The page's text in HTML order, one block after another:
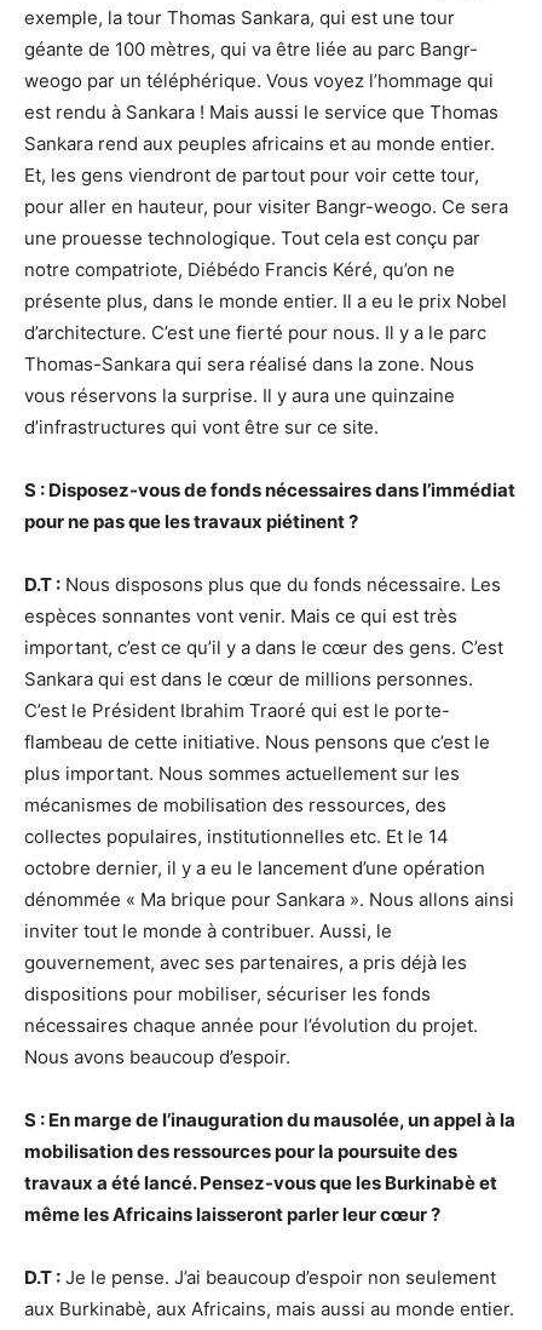
exemple, la tour Thomas Sankara, qui est une tour
géante de 100 mètres, qui va être liée au parc Bangr-
weogo par un téléphérique. Vous voyez l’hommage qui
est rendu à Sankara ! Mais aussi le service que Thomas
Sankara rend aux peuples africains et au monde entier.
Et, les gens viendront de partout pour voir cette tour,
pour aller en hauteur, pour visiter Bangr-weogo. Ce sera
une prouesse technologique. Tout cela est conçu par
notre compatriote, Diébédo Francis Kéré, qu’on ne
présente plus, dans le monde entier. Il a eu le prix Nobel
d’architecture. C’est une fierté pour nous. Il y a le parc
Thomas-Sankara qui sera réalisé dans la zone. Nous
vous réservons la surprise. Il y aura une quinzaine
d’infrastructures qui vont être sur ce site.
S : Disposez-vous de fonds nécessaires dans l’immédiat
pour ne pas que les travaux piétinent ?
D.T : Nous disposons plus que du fonds nécessaire. Les
espèces sonnantes vont venir. Mais ce qui est très
important, c’est ce qu’il y a dans le cœur des gens. C’est
Sankara qui est dans le cœur de millions personnes.
C’est le Président Ibrahim Traoré qui est le porte-
flambeau de cette initiative. Nous pensons que c’est le
plus important. Nous sommes actuellement sur les
mécanismes de mobilisation des ressources, des
collectes populaires, institutionnelles etc. Et le 14
octobre dernier, il y a eu le lancement d’une opération
dénommée « Ma brique pour Sankara ». Nous allons ainsi
inviter tout le monde à contribuer. Aussi, le
gouvernement, avec ses partenaires, a pris déjà les
dispositions pour mobiliser, sécuriser les fonds
nécessaires chaque année pour l’évolution du projet.
Nous avons beaucoup d’espoir.
S : En marge de l’inauguration du mausolée, un appel à la
mobilisation des ressources pour la poursuite des
travaux a été lancé. Pensez-vous que les Burkinabè et
même les Africains laisseront parler leur cœur ?
D.T : Je le pense. J’ai beaucoup d’espoir non seulement
aux Burkinabè, aux Africains, mais aussi au monde entier.